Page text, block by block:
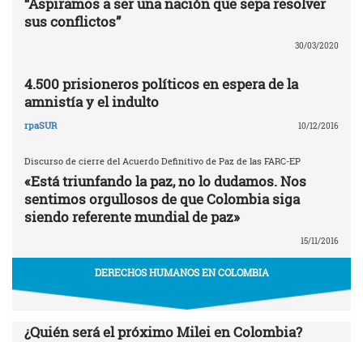
sus conflictos”
30/03/2020
4.500 prisioneros políticos en espera de la
amnistía y el indulto
rpaSUR 10/12/2016
Discurso de cierre del Acuerdo Definitivo de Paz de las FARC-EP
«Está triunfando la paz, no lo dudamos. Nos
sentimos orgullosos de que Colombia siga
siendo referente mundial de paz»
15/11/2016
DERECHOS HUMANOS EN COLOMBIA
¿Quién será el próximo Milei en Colombia?